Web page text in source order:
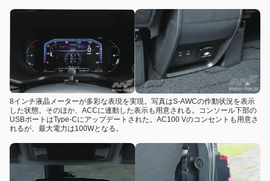
8インチ液晶メーターが多彩な表現を実現。写真はS-AWCの作動状況を表示
した状態。そのほか、ACCに連動した表示も用意される。コンソール下部の
USBポートはType-Cにアップデートされた。AC100 Vのコンセントも用意さ
れるが、最大電力は100Wとなる。